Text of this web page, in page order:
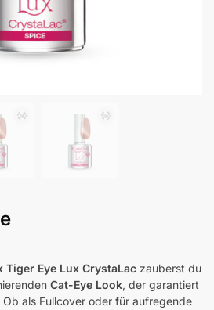
Tiger Eye Lux CrystaLac zauberst du
Cat-Eye Look, der garantiert
als Fullcover oder für aufregende